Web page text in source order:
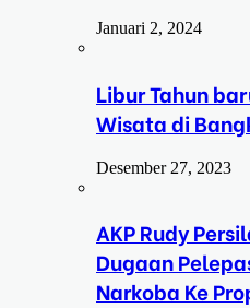
Januari 2, 2024
Libur Tahun
Wisata di
Desember 27, 2023
AKP Rudy
Dugaan
Narkoba Ke